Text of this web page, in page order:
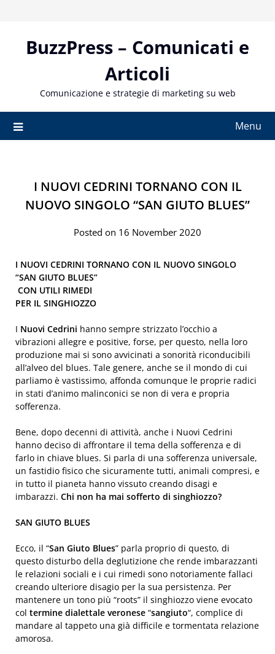
contentBuzzPress – Comunicati e
Articoli
Comunicazione e strategie di marketing su web
Menu
I NUOVI CEDRINI TORNANO CON IL
NUOVO SINGOLO “SAN GIUTO BLUES”
Posted on 16 November 2020
I NUOVI CEDRINI TORNANO CON IL NUOVO SINGOLO
“SAN GIUTO BLUES”
CON UTILI RIMEDI
PER IL SINGHIOZZO
I Nuovi Cedrini hanno sempre strizzato l’occhio a
vibrazioni allegre e positive, forse, per questo, nella loro
produzione mai si sono avvicinati a sonorità riconducibili
all’alveo del blues. Tale genere, anche se il mondo di cui
parliamo è vastissimo, affonda comunque le proprie radici
in stati d’animo malinconici se non di vera e propria
sofferenza.
Bene, dopo decenni di attività, anche i Nuovi Cedrini
hanno deciso di affrontare il tema della sofferenza e di
farlo in chiave blues. Si parla di una sofferenza universale,
un fastidio fisico che sicuramente tutti, animali compresi, e
in tutto il pianeta hanno vissuto creando disagi e
imbarazzi. Chi non ha mai sofferto di singhiozzo?
SAN GIUTO BLUES
Ecco, il “San Giuto Blues” parla proprio di questo, di
questo disturbo della deglutizione che rende imbarazzanti
le relazioni sociali e i cui rimedi sono notoriamente fallaci
creando ulteriore disagio per la sua persistenza. Per
mantenere un tono più “roots” il singhiozzo viene evocato
col termine dialettale veronese “sangiuto“, complice di
mandare al tappeto una già difficile e tormentata relazione
amorosa.